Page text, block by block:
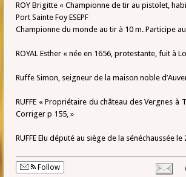
ROY Brigitte « Championne de tir au pistolet,
Port Sainte Foy ESEPF
Championne du monde au tir à 10 m. Participe
ROYAL Esther « née en 1656, protestante, fuit à
Ruffe Simon, seigneur de la maison noble
RUFFE « Propriétaire du château des Vergnes
Corriger p 155, »
RUFFE Elu député au siège de la sénéchaussée
Follow